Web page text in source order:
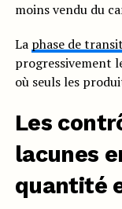
moins vendu du
La phase de
progressivement
où seuls les
Les
lacunes
quantité